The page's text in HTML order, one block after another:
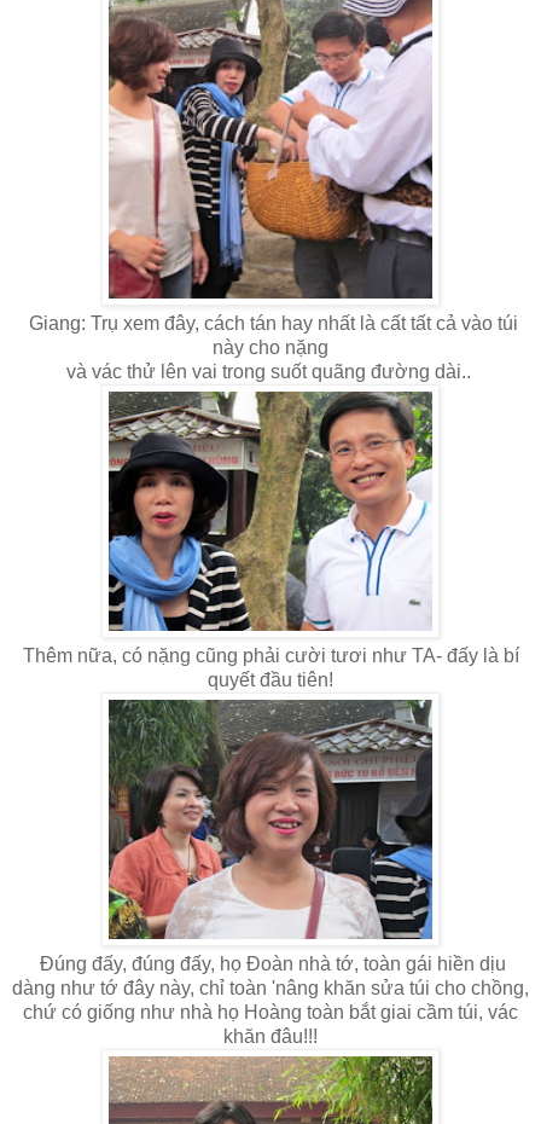
Giang: Trụ xem đây, cách tán hay nhất là cất tất cả vào túi
này cho nặng
và vác thử lên vai trong suốt quãng đường dài..
Thêm nữa, có nặng cũng phải cười tươi như TA- đấy là bí
quyết đầu tiên!
Đúng đấy, đúng đấy, họ Đoàn nhà tớ, toàn gái hiền dịu
dàng như tớ đây này, chỉ toàn 'nâng khăn sửa túi cho chồng,
chứ có giống như nhà họ Hoàng toàn bắt giai cầm túi, vác
khăn đâu!!!